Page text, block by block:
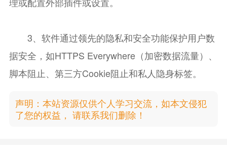
3、软件通过领先的隐私和安全功能保护用户数
据安全，如HTTPS Everywhere（加密数据流量）、
脚本阻止、第三方Cookie阻止和私人隐身标签。
声明：本站资源仅供个人学习交流，如本文侵犯
了您的权益， 请联系我们删除！